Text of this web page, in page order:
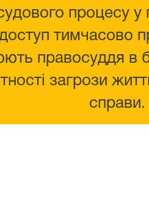
процесу у
тимчасово
правосуддя в
загрози
справи.